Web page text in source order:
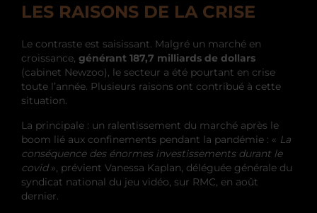
LES RAISONS DE LA CRISE
Le contraste est saisissant. Malgré un marché en
croissance, générant 187,7 milliards de dollars
(cabinet Newzoo), le secteur a été pourtant en crise
toute l’année. Plusieurs raisons ont contribué à cette
situation.
La principale : un ralentissement du marché après le
boom lié aux confinements pendant la pandémie : « La
conséquence des énormes investissements durant le
covid», prévient Vanessa Kaplan, déléguée générale du
syndicat national du jeu vidéo, sur RMC, en août
dernier.